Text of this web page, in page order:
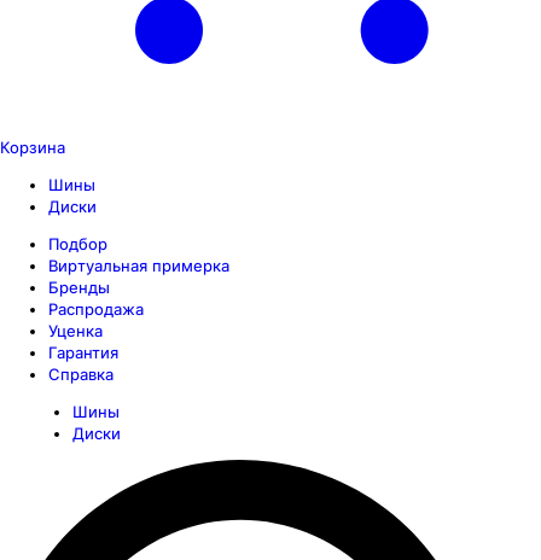
Корзина
Шины
Диски
Подбор
Виртуальная примерка
Бренды
Распродажа
Уценка
Гарантия
Справка
Шины
Диски